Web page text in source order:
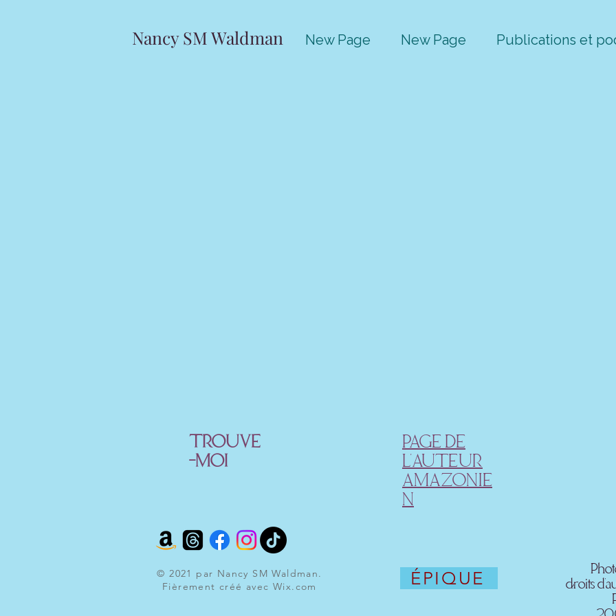
Nancy SM Waldman New Page New Page Publications et
TROUVE
-MOI
© 2021 par Nancy SM Waldman.
Fièrement créé avecWix.com
PAGE DE
L'AUTEUR
AMAZONIE
N
ÉPIQUE
droits